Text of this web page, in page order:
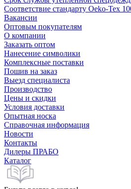
Соответствие стандарту Oeko-Tex
Вакансии
Оптовым покупателям
О компании
Заказать оптом
Нанесение символики
Комплексные поставки
Пошив на заказ
Выезд специалиста
Производство
Цены и скидки
Условия доставки
Опытная носка
Справочная информация
Новости
Контакты
Дилеры ПРАБО
Каталог